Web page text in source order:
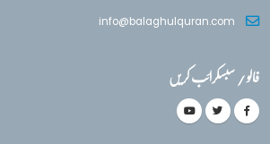
info@balaghulquran.com
فالو / سبسکرائب کریں